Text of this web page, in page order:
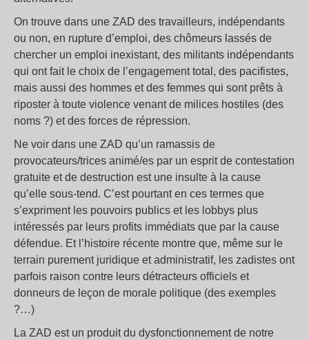
On trouve dans une ZAD des travailleurs, indépendants
ou non, en rupture d’emploi, des chômeurs lassés de
chercher un emploi inexistant, des militants indépendants
qui ont fait le choix de l’engagement total, des pacifistes,
mais aussi des hommes et des femmes qui sont prêts à
riposter à toute violence venant de milices hostiles (des
noms ?) et des forces de répression.
Ne voir dans une ZAD qu’un ramassis de
provocateurs/trices animé/es par un esprit de contestation
gratuite et de destruction est une insulte à la cause
qu’elle sous-tend. C’est pourtant en ces termes que
s’expriment les pouvoirs publics et les lobbys plus
intéressés par leurs profits immédiats que par la cause
défendue. Et l’histoire récente montre que, même sur le
terrain purement juridique et administratif, les zadistes ont
parfois raison contre leurs détracteurs officiels et
donneurs de leçon de morale politique (des exemples
?…)
La ZAD est un produit du dysfonctionnement de notre